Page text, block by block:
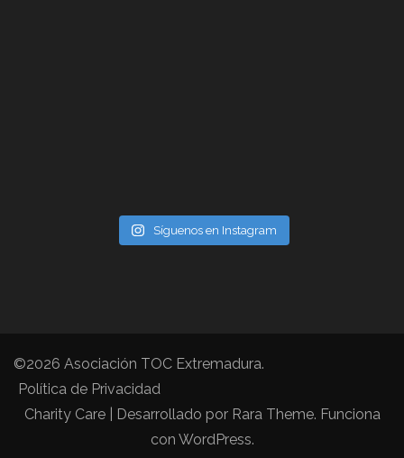
Síguenos en Instagram
©2026 Asociación TOC Extremadura.
Política de Privacidad
Charity Care | Desarrollado por Rara Theme. Funciona
con WordPress.